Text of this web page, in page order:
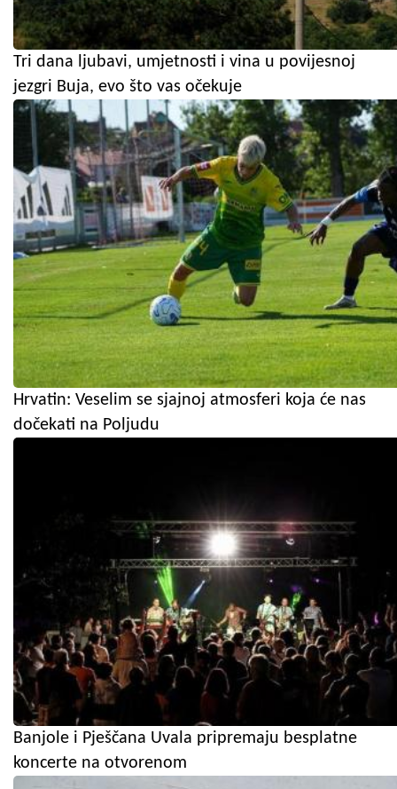
Tri dana ljubavi, umjetnosti i vina u povijesnoj
jezgri Buja, evo što vas očekuje
Hrvatin: Veselim se sjajnoj atmosferi koja će nas
dočekati na Poljudu
Banjole i Pješčana Uvala pripremaju besplatne
koncerte na otvorenom